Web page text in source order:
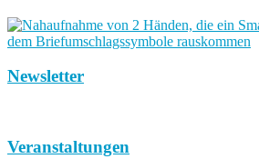
Newsletter
Veranstaltungen